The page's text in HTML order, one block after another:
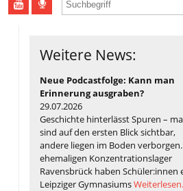
Weitere News:
Neue Podcastfolge: Kann man
Erinnerung ausgraben?
29.07.2026
Geschichte hinterlässt Spuren –
sind auf den ersten Blick sichtbar,
andere liegen im Boden
ehemaligen Konzentrationslager
Ravensbrück haben Schüler:innen
Leipziger Gymnasiums